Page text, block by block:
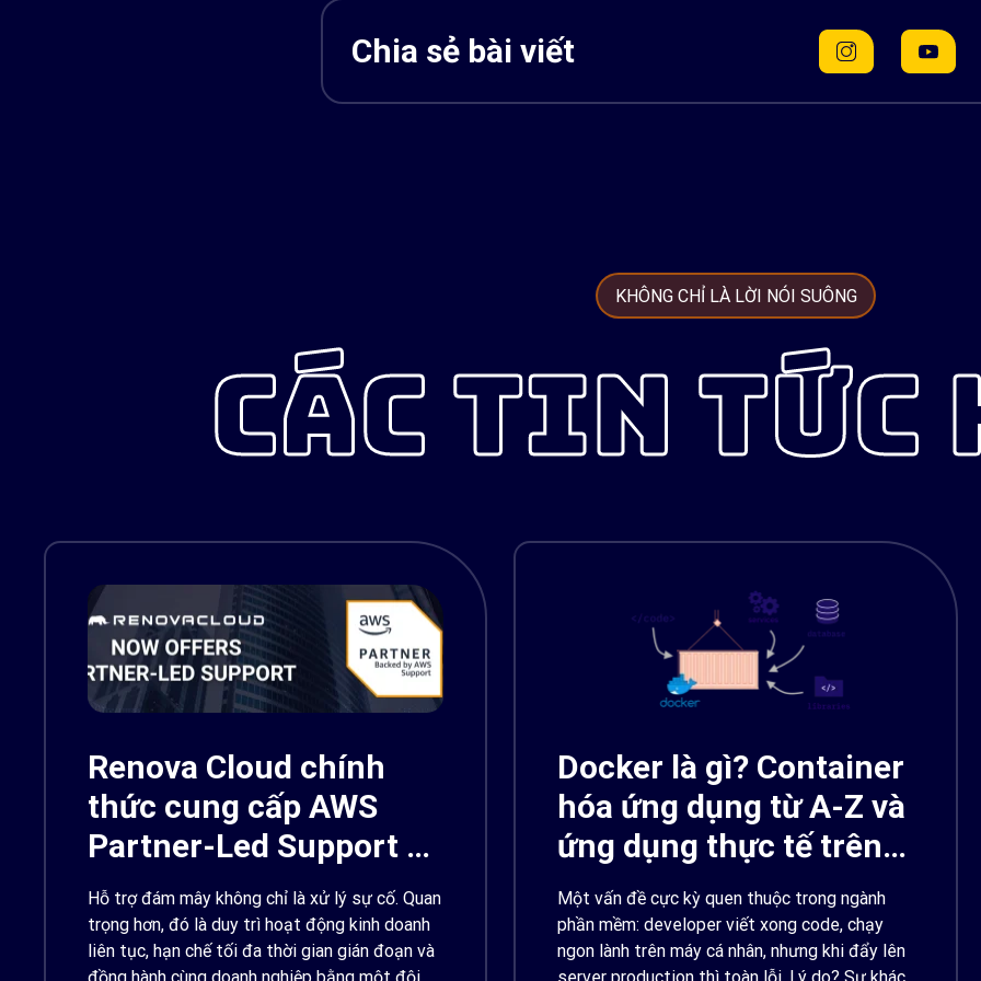
Chia sẻ bài viết
KHÔNG CHỈ LÀ LỜI NÓI SUÔNG
CÁC TIN TỨC
Renova Cloud chính
thức cung cấp AWS
Partner-Led Support –
Backed by AWS
Support
Hỗ trợ đám mây không chỉ là xử lý sự cố. Quan
trọng hơn, đó là duy trì hoạt động kinh doanh
liên tục, hạn chế tối đa thời gian gián đoạn và
đồng hành cùng doanh nghiệp bằng một đội
Docker là gì? Container
hóa ứng dụng từ A-Z và
ứng dụng thực tế trên
AWS
Một vấn đề cực kỳ quen thuộc trong ngành
phần mềm: developer viết xong code, chạy
ngon lành trên máy cá nhân, nhưng khi đẩy lên
server production thì toàn lỗi. Lý do? Sự khác